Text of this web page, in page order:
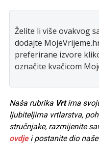
Želite li više ovakvog
dodajte
preferirane izvore
označite kvačicom
Naša rubrika Vrtima
ljubiteljima vrtlarstva,
stručnjake, razmijenite
ovdjei postanite dio naše